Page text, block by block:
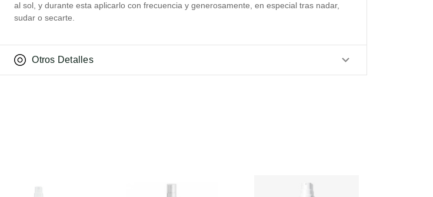
al sol, y durante esta aplicarlo con frecuencia y generosamente, en especial tras nadar,
sudar o secarte.
Otros Detalles